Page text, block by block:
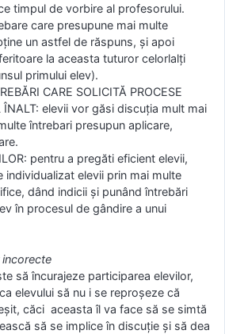
timpul de vorbire al profesorului.
care presupune mai multe
un astfel de răspuns, şi apoi
la aceasta tuturor celorlalţi
primului elev).
CARE SOLICITĂ PROCESE
ÎNALT: elevii vor găsi discuţia mult mai
întrebari presupun aplicare,
pentru a pregăti eficient elevii,
elevii prin mai multe
dând indicii şi punând întrebări
în procesul de gândire a unui
incorecte
să încurajeze participarea elevilor,
elevului să nu i se reproşeze că
căci aceasta îl va face să se simtă
să se implice în discuţie şi să dea